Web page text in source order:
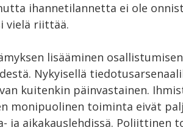
ihannetilannetta ei ole
vielä riittää.
lisääminen osallistumisen
Nykyisellä
kuitenkin päinvastainen.
monipuolinen toiminta eivät
ja aikakauslehdissä. Poliittinen